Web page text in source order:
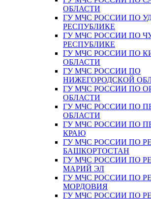
ОБЛАСТИ
ГУ МЧС РОССИИ ПО
РЕСПУБЛИКЕ
ГУ МЧС РОССИИ ПО
РЕСПУБЛИКЕ
ГУ МЧС РОССИИ ПО
ОБЛАСТИ
ГУ МЧС РОССИИ ПО
НИЖЕГОРОДСКОЙ
ГУ МЧС РОССИИ ПО
ОБЛАСТИ
ГУ МЧС РОССИИ ПО
ОБЛАСТИ
ГУ МЧС РОССИИ ПО
КРАЮ
ГУ МЧС РОССИИ ПО
БАШКОРТОСТАН
ГУ МЧС РОССИИ ПО
МАРИЙ ЭЛ
ГУ МЧС РОССИИ ПО
МОРДОВИЯ
ГУ МЧС РОССИИ ПО